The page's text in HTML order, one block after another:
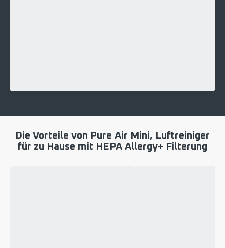
Die Vorteile von Pure Air Mini, Luftreiniger
für zu Hause mit HEPA Allergy+ Filterung